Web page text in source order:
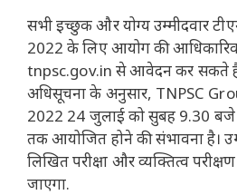
सभी इच्छुक और योग्य उम्मीदवार
2022 के लिए आयोग की
tnpsc.gov.in से आवेदन कर सकते
अधिसूचना के अनुसार, TNPSC
2022 24 जुलाई को सुबह 9.30
तक आयोजित होने की संभावना है।
लिखित परीक्षा और व्यक्तित्व
जाएगा.